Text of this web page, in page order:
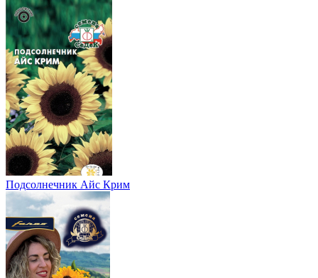
Подсолнечник Айс Крим